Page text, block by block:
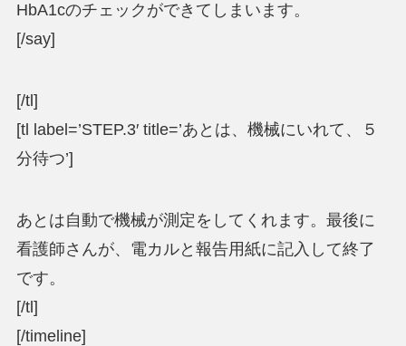
HbA1cのチェックができてしまいます。
[/say]
[/tl]
[tl label=’STEP.3′ title=’あとは、機械にいれて、５
分待つ’]
あとは自動で機械が測定をしてくれます。最後に
看護師さんが、電カルと報告用紙に記入して終了
です。
[/tl]
[/timeline]